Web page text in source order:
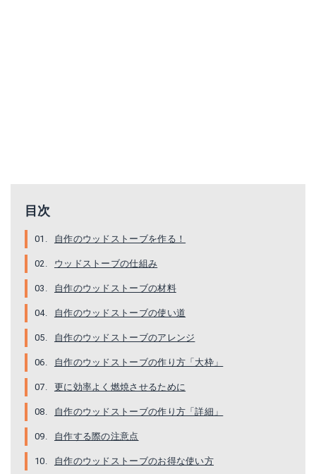
目次
自作のウッドストーブを作る！
ウッドストーブの仕組み
自作のウッドストーブの材料
自作のウッドストーブの使い道
自作のウッドストーブのアレンジ
自作のウッドストーブの作り方「大枠」
更に効率よく燃焼させるために
自作のウッドストーブの作り方「詳細」
自作する際の注意点
自作のウッドストーブのお得な使い方
Amazonで詳細を見る
Yahoo!ショッピングで見る Yahoo!ショッピングで見る
MSR フレックス スキレット 20.4×4.9cm